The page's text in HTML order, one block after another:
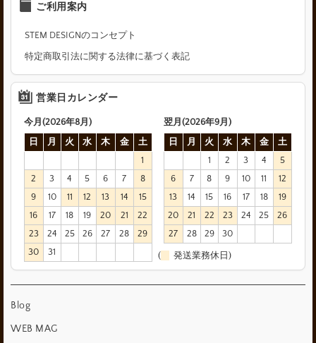
ご利用案内
STEM DESIGNのコンセプト
特定商取引法に関する法律に基づく表記
営業日カレンダー
今月(2026年8月)
日
月 火 水 木 金
土
1
2
3 4 5 6 7
8
9
10 11 12 13 14
15
16
17 18 19 20 21
22
23
24 25 26 27 28
29
30
31
翌月(2026年9月)
日
月 火 水 木 金
土
1
2 3 4
5
6
7 8 9 10 11
12
13
14 15 16 17 18
19
20
21 22 23 24 25
26
27
28 29 30
( 発送業務休日)
Blog
WEB MAG